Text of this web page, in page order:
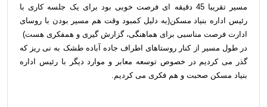
مسیر تقریبا 45 دقیقه ای فرصت خوبی بود برای یک جلسه کاری با
رئیس اداره بنیاد مسکن(به دلیل کمبود وقت هم مسیر بودن با روسای
ادارت فرصت مناسبی برای هماهنگی، گزارش گیری و همفکری هست)
در طول مسیر از کنار روستاهای اطراف جاده آباده طشک به نی ریز که
گذر می کردیم در خصوص توسعه معابر و موارد دیگر با رئیس اداره
بنیاد مسکن صحبت و هم فکری می کردیم.